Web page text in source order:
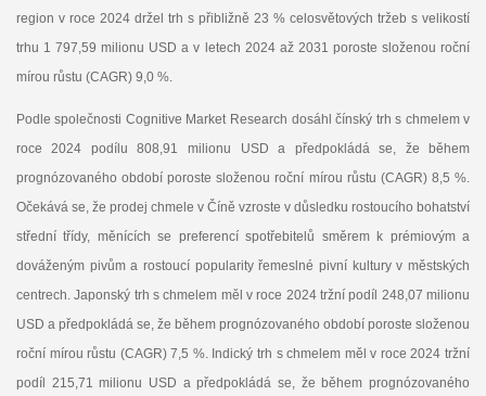
region v roce 2024 držel trh s přibližně 23 % celosvětových tržeb s velikostí
trhu 1 797,59 milionu USD a v letech 2024 až 2031 poroste složenou roční
mírou růstu (CAGR) 9,0 %.
Podle společnosti Cognitive Market Research dosáhl čínský trh s chmelem v
roce 2024 podílu 808,91 milionu USD a předpokládá se, že během
prognózovaného období poroste složenou roční mírou růstu (CAGR) 8,5 %.
Očekává se, že prodej chmele v Číně vzroste v důsledku rostoucího bohatství
střední třídy, měnících se preferencí spotřebitelů směrem k prémiovým a
dováženým pivům a rostoucí popularity řemeslné pivní kultury v městských
centrech. Japonský trh s chmelem měl v roce 2024 tržní podíl 248,07 milionu
USD a předpokládá se, že během prognózovaného období poroste složenou
roční mírou růstu (CAGR) 7,5 %. Indický trh s chmelem měl v roce 2024 tržní
podíl 215,71 milionu USD a předpokládá se, že během prognózovaného